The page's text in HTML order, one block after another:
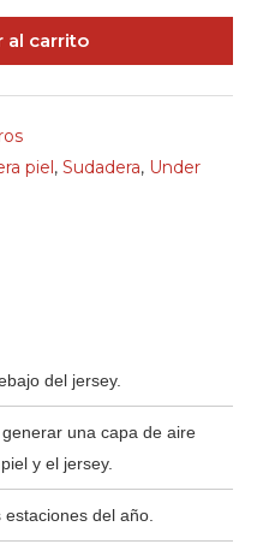
al carrito
piel, Sudadera, Under
del jersey.
una capa de aire
y el jersey.
del año.